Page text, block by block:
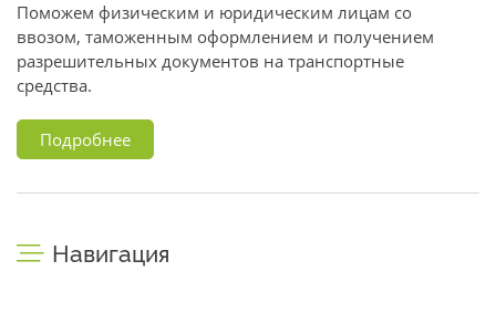
Поможем физическим и юридическим лицам со
ввозом, таможенным оформлением и получением
разрешительных документов на транспортные
средства.
Подробнее
Навигация